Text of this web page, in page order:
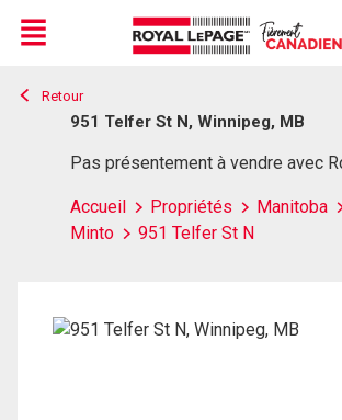
Live
En Direct
Menu
Retour
951 Telfer St N, Winnipeg, MB
Pas présentement à vendre avec
Accueil Propriétés Manitoba
Minto
951 Telfer St N